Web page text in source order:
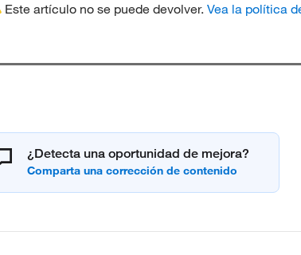
Este artículo no se puede devolver. Vea la política
¿Detecta una oportunidad de mejora?